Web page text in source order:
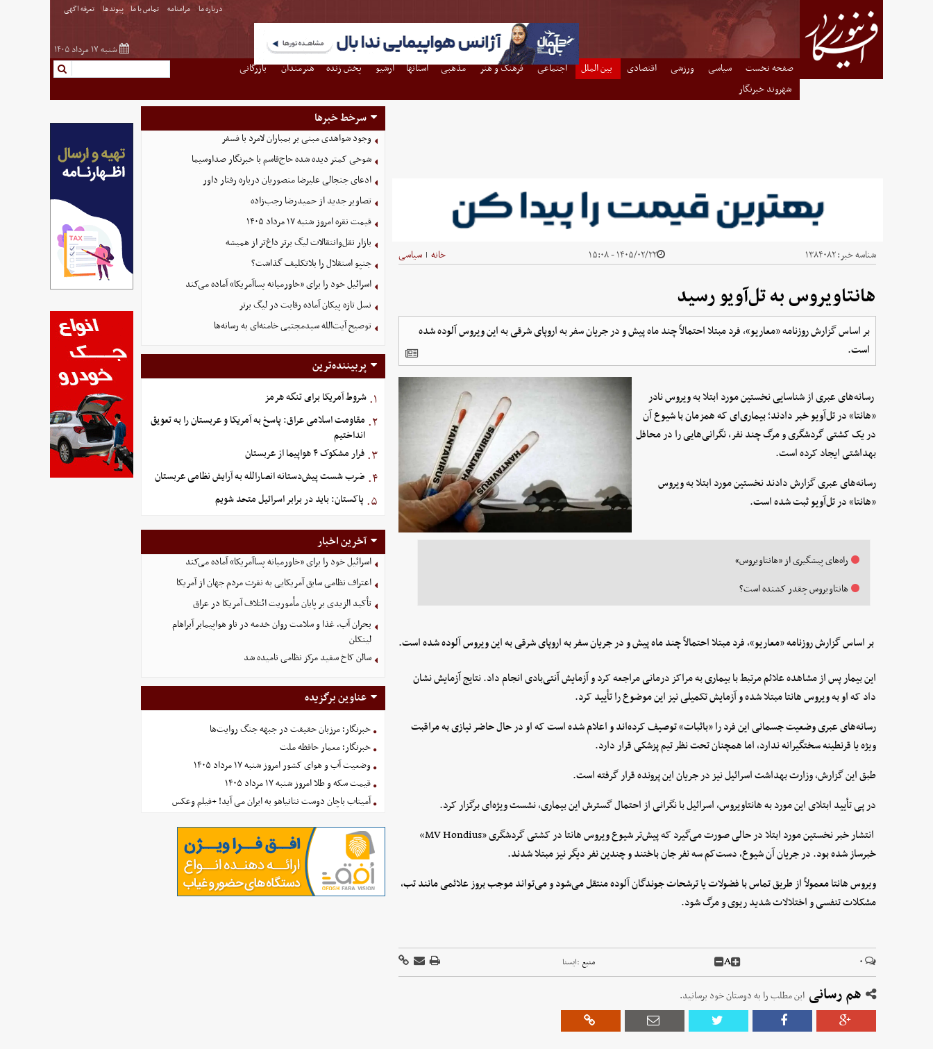
درباره ما مرامنامه تماس با ما پیوندها تعرفه اگهی
شنبه ۱۷ مرداد ۱۴۰۵
صفحه نخست سیاسی ورزشی اقتصادی بین الملل اجتماعی فرهنگ و هنر مذهبی استانها آرشیو پخش زنده هنرمندان
بازرگانی
شهروند خبرنگار
شناسه خبر:۱۳۸۴۰۸۲ ۱۴۰۵/۰۲/۲۲ - ۱۵:۰۸ خانه | سیاسی
هانتاویروس به تل‌آویو رسید
بر اساس گزارش روزنامه «معاریو»، فرد مبتلا احتمالاً چند ماه پیش و در جریان سفر به اروپای شرقی به این ویروس آلوده شده
است.
رسانه‌های عبری از شناسایی نخستین مورد ابتلا به ویروس نادر
«هانتا» در تل‌آویو خبر دادند؛ بیماری‌ای که همزمان با شیوع آن
در یک کشتی گردشگری و مرگ چند نفر، نگرانی‌هایی را در محافل
بهداشتی ایجاد کرده است.
رسانه‌های عبری گزارش دادند نخستین مورد ابتلا به ویروس
«هانتا» در تل‌آویو ثبت شده است.
راه‌های پیشگیری از «هانتاویروس»
هانتاویروس چقدر کشنده است؟
بر اساس گزارش روزنامه «معاریو»، فرد مبتلا احتمالاً چند ماه پیش و در جریان سفر به اروپای شرقی به این ویروس آلوده شده است.
این بیمار پس از مشاهده علائم مرتبط با بیماری به مراکز درمانی مراجعه کرد و آزمایش آنتی‌بادی انجام داد. نتایج آزمایش نشان
داد که او به ویروس هانتا مبتلا شده و آزمایش تکمیلی نیز این موضوع را تأیید کرد.
رسانه‌های عبری وضعیت جسمانی این فرد را «باثبات» توصیف کرده‌اند و اعلام شده است که او در حال حاضر نیازی به مراقبت
ویژه یا قرنطینه سختگیرانه ندارد، اما همچنان تحت نظر تیم پزشکی قرار دارد.
طبق این گزارش، وزارت بهداشت اسرائیل نیز در جریان این پرونده قرار گرفته است.
در پی تأیید ابتلای این مورد به هانتاویروس، اسرائیل با نگرانی از احتمال گسترش این بیماری، نشست ویژه‌ای برگزار کرد.
انتشار خبر نخستین مورد ابتلا در حالی صورت می‌گیرد که پیش‌تر شیوع ویروس هانتا در کشتی گردشگری «MV Hondius»
خبرساز شده بود. در جریان آن شیوع، دست‌کم سه نفر جان باختند و چندین نفر دیگر نیز مبتلا شدند.
ویروس هانتا معمولاً از طریق تماس با فضولات یا ترشحات جوندگان آلوده منتقل می‌شود و می‌تواند موجب بروز علائمی مانند تب،
مشکلات تنفسی و اختلالات شدید ریوی و مرگ شود.
۰ A منبع :ايسنا
هم رسانی این مطلب را به دوستان خود برسانید.
سرخط خبرها
وجود شواهدی مبنی بر بمباران لامرد با فسفر
شوخی کمتر دیده شده حاج‌قاسم با خبرنگار صداوسیما
ادعای جنجالی علیرضا منصوریان درباره رفتار داور
تصاویر جدید از حمیدرضا رجب‌زاده
قیمت نقره امروز شنبه ۱۷ مرداد ۱۴۰۵
بازار نقل‌وانتقالات لیگ برتر داغ‌تر از همیشه
جنپو استقلال را بلاتکلیف گذاشت؟
اسرائیل خود را برای «خاورمیانه پساآمریکا» آماده می‌کند
نسل تازه پیکان آماده رقابت در لیگ برتر
توصیح آیت‌الله سیدمجتبی خامنه‌ای به رسانه‌ها
پربیننده‌ترین
۱. شروط آمریکا برای تنگه هرمز
۲. مقاومت اسلامی عراق: پاسخ به آمریکا و عربستان را به تعویق
انداختیم
۳. فرار مشکوک ۴ هواپیما از عربستان
۴. ضرب شست پیش‌دستانه انصارالله به آرایش نظامی عربستان
۵. پاکستان: باید در برابر اسرائیل متحد شویم
آخرین اخبار
اسرائیل خود را برای «خاورمیانه پساآمریکا» آماده می‌کند
اعتراف نظامی سابق آمریکایی به نفرت مردم جهان از آمریکا
تأکید الزیدی بر پایان مأموریت ائتلاف آمریکا در عراق
بحران آب، غذا و سلامت روان خدمه در ناو هواپیمابر آبراهام
لینکلن
سالن کاخ سفید مرکز نظامی نامیده شد
عناوین برگزیده
خبرنگار؛ مرزبان حقیقت در جبهه جنگ روایت‌ها
خبرنگار؛ معمار حافظه ملت
وضعیت آب و هوای کشور امروز شنبه ۱۷ مرداد ۱۴۰۵
قیمت سکه و طلا امروز شنبه ۱۷ مرداد ۱۴۰۵
آمیتاب باچان دوست نتانیاهو به ایران می آید! +فیلم وعکس